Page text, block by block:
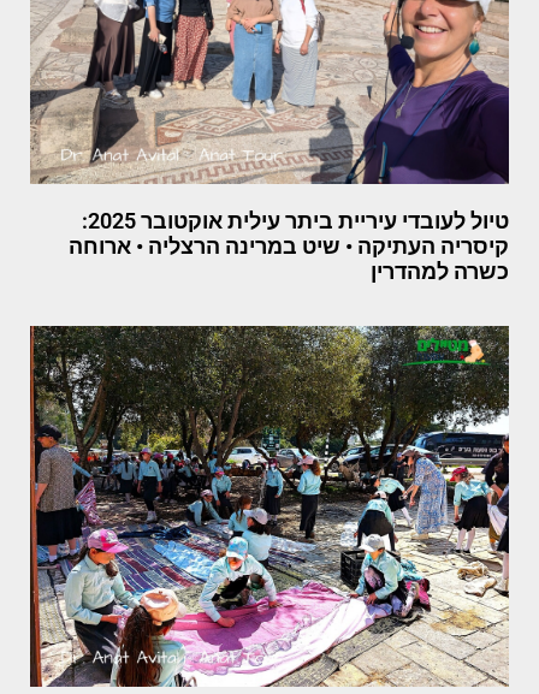
טיול לעובדי עיריית ביתר עילית אוקטובר 2025:
קיסריה העתיקה • שיט במרינה הרצליה • ארוחה
כשרה למהדרין